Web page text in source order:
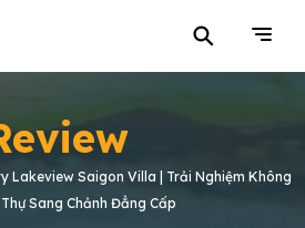
⚲
Lakeview Saigon Villa | Trải Nghiệm Không
Sang Chảnh Đẳng Cấp